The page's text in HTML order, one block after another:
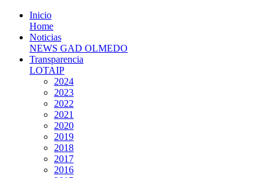
Inicio
Home
Noticias
NEWS GAD OLMEDO
Transparencia
LOTAIP
2024
2023
2022
2021
2020
2019
2018
2017
2016